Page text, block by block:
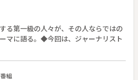
る第一級の人々が、その人ならではの
マに語る。◆今回は、ジャーナリスト
組